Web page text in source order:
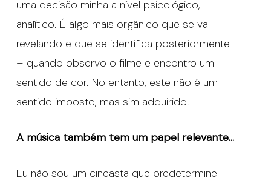
uma decisão minha a nível psicológico,
analítico. É algo mais orgânico que se vai
revelando e que se identifica posteriormente
– quando observo o filme e encontro um
sentido de cor. No entanto, este não é um
sentido imposto, mas sim adquirido.
A música também tem um papel relevante…
Eu não sou um cineasta que predetermine